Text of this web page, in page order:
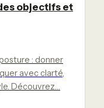
objectifs et
: donner
avec clarté,
Découvrez…